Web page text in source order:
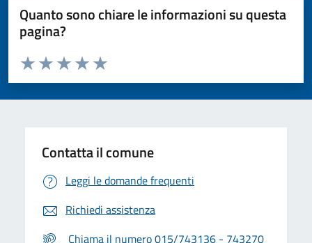
Quanto sono chiare le informazioni su questa
pagina?
Valuta da 1 a 5 stelle la pagina
Valuta 5 stelle su 5
Valuta 4 stelle su 5
Valuta 3 stelle su 5
Valuta 2 stelle su 5
Valuta 1 stelle su 5
Contatta il comune
Leggi le domande frequenti
Richiedi assistenza
Chiama il numero 015/743136 - 743270